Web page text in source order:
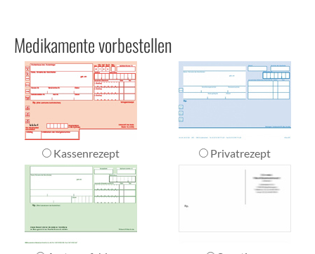
Medikamente vorbestellen
Kassenrezept Privatrezept